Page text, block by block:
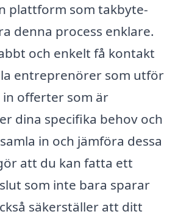
plattform som takbyte-
denna process enklare.
och enkelt få kontakt
entreprenörer som utför
offerter som är
dina specifika behov och
in och jämföra dessa
att du kan fatta ett
som inte bara sparar
säkerställer att ditt